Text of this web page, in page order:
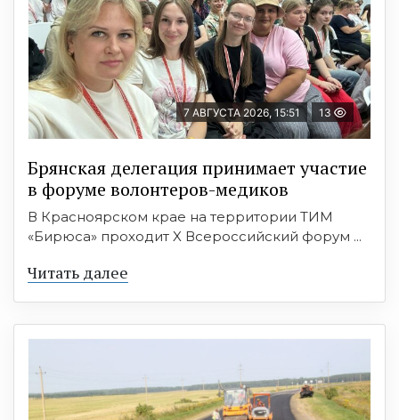
7 АВГУСТА 2026, 15:51 13
Брянская делегация принимает участие
в форуме волонтеров-медиков
В Красноярском крае на территории ТИМ
«Бирюса» проходит X Всероссийский форум ...
Читать далее